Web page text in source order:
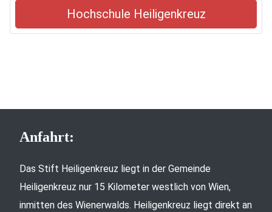
Hochschule Heiligenkreuz
Anfahrt:
Das Stift Heiligenkreuz liegt in der Gemeinde
Heiligenkreuz nur 15 Kilometer westlich von Wien,
inmitten des Wienerwalds. Heiligenkreuz liegt direkt an